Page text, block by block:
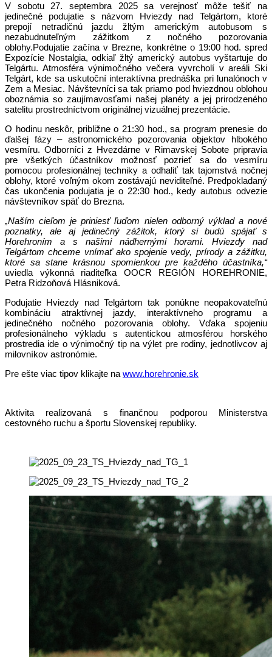
V sobotu 27. septembra 2025 sa verejnosť môže tešiť na
jedinečné podujatie s názvom Hviezdy nad Telgártom, ktoré
prepojí netradičnú jazdu žltým americkým autobusom s
nezabudnuteľným zážitkom z nočného pozorovania
oblohy.Podujatie začína v Brezne, konkrétne o 19:00 hod. spred
Expozície Nostalgia, odkiaľ žltý americký autobus vyštartuje do
Telgártu. Atmosféra výnimočného večera vyvrcholí v areáli Ski
Telgárt, kde sa uskutoční interaktívna prednáška pri lunalónoch v
Zem a Mesiac. Návštevníci sa tak priamo pod hviezdnou oblohou
oboznámia so zaujímavosťami našej planéty a jej prirodzeného
satelitu prostredníctvom originálnej vizuálnej prezentácie.
O hodinu neskôr, približne o 21:30 hod., sa program prenesie do
ďalšej fázy – astronomického pozorovania objektov hlbokého
vesmíru. Odborníci z Hvezdárne v Rimavskej Sobote pripravia
pre všetkých účastníkov možnosť pozrieť sa do vesmíru
pomocou profesionálnej techniky a odhaliť tak tajomstvá nočnej
oblohy, ktoré voľným okom zostávajú neviditeľné. Predpokladaný
čas ukončenia podujatia je o 22:30 hod., kedy autobus odvezie
návštevníkov späť do Brezna.
„Naším cieľom je priniesť ľuďom nielen odborný výklad a nové
poznatky, ale aj jedinečný zážitok, ktorý si budú spájať s
Horehroním a s našimi nádhernými horami. Hviezdy nad
Telgártom chceme vnímať ako spojenie vedy, prírody a zážitku,
ktoré sa stane krásnou spomienkou pre každého účastníka,“
uviedla výkonná riaditeľka OOCR REGIÓN HOREHRONIE,
Petra Ridzoňová Hlásniková.
Podujatie Hviezdy nad Telgártom tak ponúkne neopakovateľnú
kombináciu atraktívnej jazdy, interaktívneho programu a
jedinečného nočného pozorovania oblohy. Vďaka spojeniu
profesionálneho výkladu s autentickou atmosférou horského
prostredia ide o výnimočný tip na výlet pre rodiny, jednotlivcov aj
milovníkov astronómie.
Pre ešte viac tipov klikajte na www.horehronie.sk
Aktivita realizovaná s finančnou podporou Ministerstva
cestovného ruchu a športu Slovenskej republiky.